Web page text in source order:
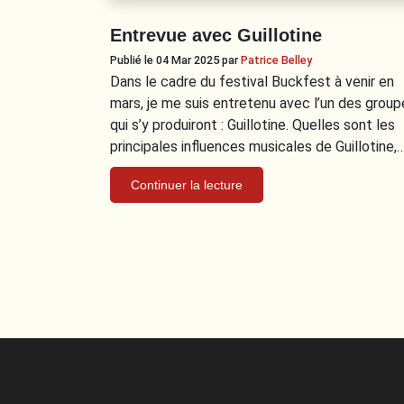
Entrevue avec Guillotine
Publié le 04 Mar 2025parPatrice Belley
Dans le cadre du festival Buckfest à venir en
mars, je me suis entretenu avec l’un des
qui s’y produiront : Guillotine. Quelles sont les
principales influences musicales de
Continuer la lecture